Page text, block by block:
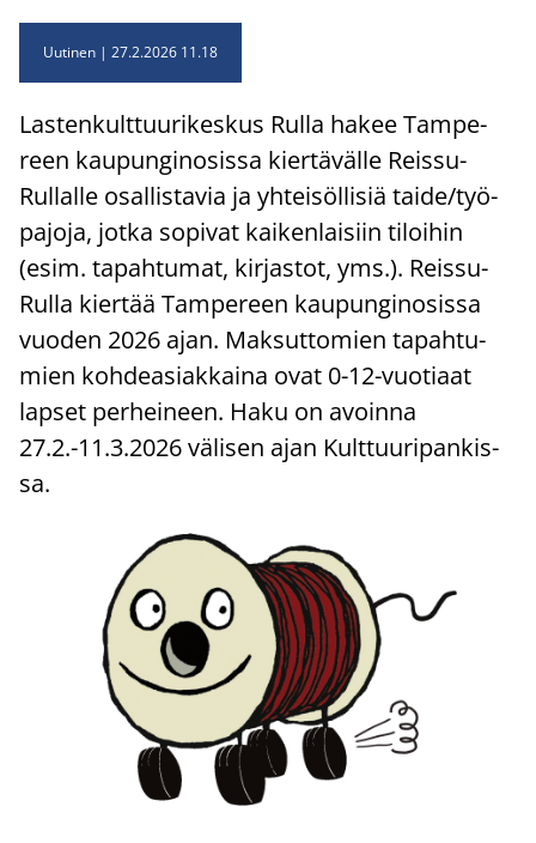
Uutinen 27.2.2026 11.18
Las­ten­kult­tuu­ri­kes­kus Rulla hakee Tam­pe­
reen kau­pun­gi­no­sis­sa kier­tä­väl­le Reissu-​
Rullalle osal­lis­ta­via ja yh­tei­söl­li­siä taide/työ­
pa­jo­ja, jotka so­pi­vat kai­ken­lai­siin ti­loi­hin
(esim. ta­pah­tu­mat, kir­jas­tot, yms.). Reissu-​
Rulla kier­tää Tam­pe­reen kau­pun­gi­no­sis­sa
vuo­den 2026 ajan. Mak­sut­to­mien ta­pah­tu­
mien koh­dea­siak­kai­na ovat 0-12-​vuotiaat
lap­set per­hei­neen. Haku on avoin­na
27.2.-11.3.2026 vä­li­sen ajan Kult­tuu­ri­pan­kis­
sa.